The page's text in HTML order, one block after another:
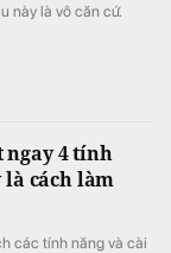
này là vô căn cứ.
ngay 4 tính
cách làm
các tính năng và cài